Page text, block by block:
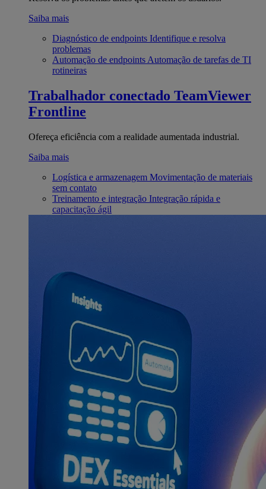
Saiba mais
Diagnóstico de endpoints Identifique e resolva
problemas
Automação de endpoints Automação de tarefas de TI
rotineiras
Trabalhador conectado TeamViewer
Frontline
Ofereça eficiência com a realidade aumentada industrial.
Saiba mais
Logística e armazenagem Movimentação de materiais
sem contato
Treinamento e integração Integração rápida e
capacitação ágil